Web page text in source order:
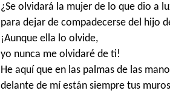
¿Se olvidará la mujer de lo que dio a
para dejar de compadecerse del hijo
¡Aunque ella lo olvide,
yo nunca me olvidaré de ti!
He aquí que en las palmas de las
delante de mí están siempre tus